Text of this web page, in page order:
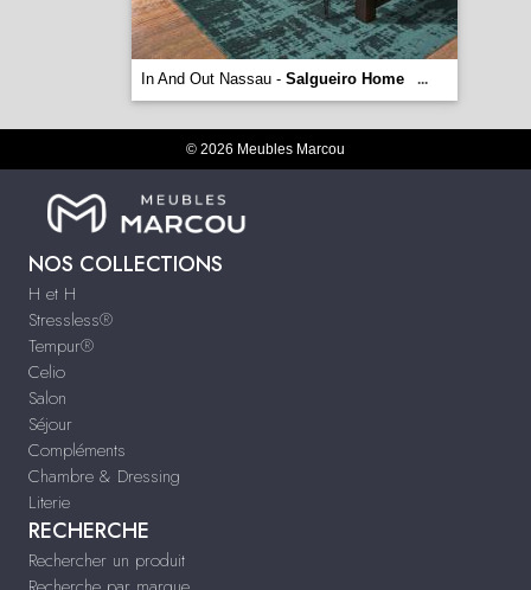
In And Out Nassau - Salgueiro Home ...
© 2026 Meubles Marcou
NOS COLLECTIONS
H et H
Stressless®
Tempur®
Celio
Salon
Séjour
Compléments
Chambre & Dressing
Literie
RECHERCHE
Rechercher un produit